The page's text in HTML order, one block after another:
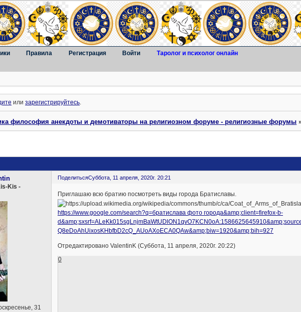
Правила Регистрация Войти Таролог и психолог онлайн
илизарегистрируйтесь.
философия анекдоты и демотиваторы на религиозном форуме - религиозные форумы
ПоделитьсяСуббота, 11 апреля, 2020г. 20:21
Kis -
31
Приглашаю всю братию посмотреть виды города Братиславы.
https://www.google.com/search?q=братислава фото города&amp;client=firefox-b-
Q8eDoAhUixosKHbfbD2cQ_AUoAXoECA0QAw&amp;biw=1920&amp;bih=927
Отредактировано ValentinK (Суббота, 11 апреля, 2020г. 20:22)
0